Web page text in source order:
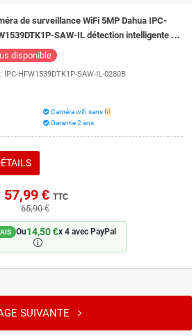
de surveillance WiFi 5MP Dahua IPC-
SAW-IL détection intelligente et
couleur de nuit 30 mètres
disponible
IPC-HFW1539DTK1P-SAW-IL-0280B
Caméra wifi sans fil
Garantie 2 ans
57,99 € TTC
65,90 €
Ou14,50 €x 4 avec PayPal
🛈
SUIVANTE